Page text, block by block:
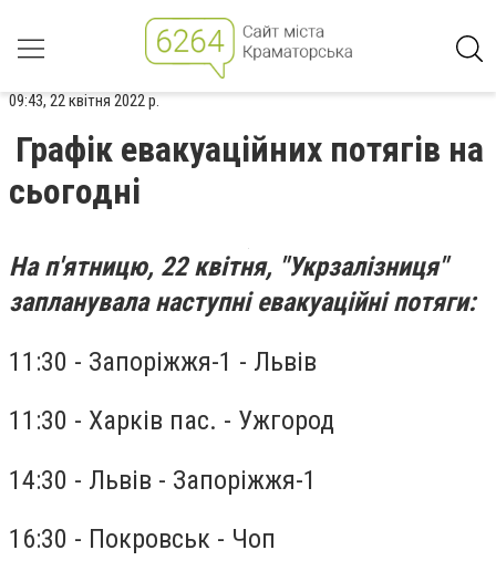
09:43, 22 квітня 2022 р.
Графік евакуаційних потягів на
сьогодні
На п'ятницю, 22 квітня, "Укрзалізниця"
запланувала наступні евакуаційні потяги:
11:30 - Запоріжжя-1 - Львів
11:30 - Харків пас. - Ужгород
14:30 - Львів - Запоріжжя-1
16:30 - Покровськ - Чоп